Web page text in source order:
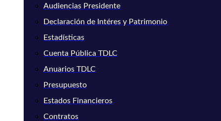
Audiencias Presidente
Declaración de Intéres y Patrimonio
Estadísticas
Cuenta Pública TDLC
Anuarios TDLC
Presupuesto
Estados Financieros
Contratos